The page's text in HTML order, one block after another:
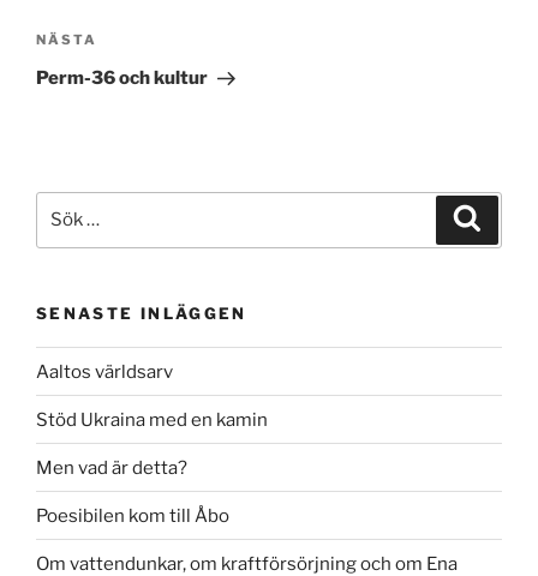
Nästa
inlägg
NÄSTA
Perm-36 och kultur
efter:
SENASTE INLÄGGEN
Aaltos världsarv
Stöd Ukraina med en kamin
Men vad är detta?
Poesibilen kom till Åbo
Om vattendunkar, om kraftförsörjning och om Ena